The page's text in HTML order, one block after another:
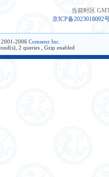
当前时区
京ICP备2023018092
2001-2006 Comsenz Inc.
2 queries , Gzip enabled